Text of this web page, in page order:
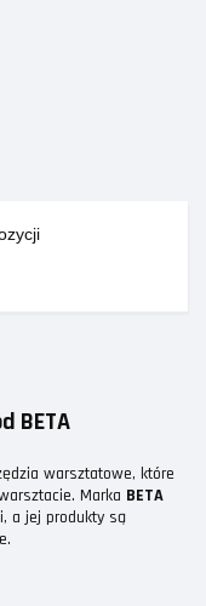
BETA
warsztatowe, które
Marka BETA
a jej produkty są